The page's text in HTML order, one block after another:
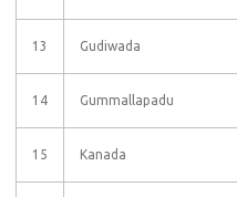
13 Gudiwada
14 Gummallapadu
15 Kanada